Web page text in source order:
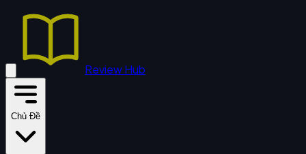
Review Hub
Chủ Đề